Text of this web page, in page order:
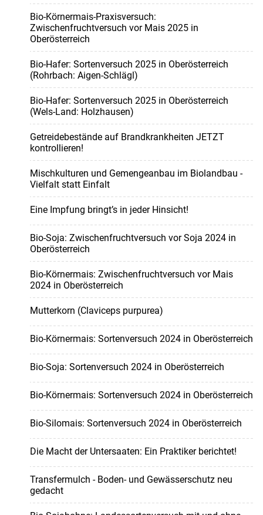
Bio-Körnermais-Praxisversuch:
Zwischenfruchtversuch vor Mais 2025 in
Oberösterreich
Bio-Hafer: Sortenversuch 2025 in Oberösterreich
(Rohrbach: Aigen-Schlägl)
Bio-Hafer: Sortenversuch 2025 in Oberösterreich
(Wels-Land: Holzhausen)
Getreidebestände auf Brandkrankheiten JETZT
kontrollieren!
Mischkulturen und Gemengeanbau im Biolandbau -
Vielfalt statt Einfalt
Eine Impfung bringt’s in jeder Hinsicht!
Bio-Soja: Zwischenfruchtversuch vor Soja 2024 in
Oberösterreich
Bio-Körnermais: Zwischenfruchtversuch vor Mais
2024 in Oberösterreich
Mutterkorn (Claviceps purpurea)
Bio-Körnermais: Sortenversuch 2024 in Oberösterreich
Bio-Soja: Sortenversuch 2024 in Oberösterreich
Bio-Körnermais: Sortenversuch 2024 in Oberösterreich
Bio-Silomais: Sortenversuch 2024 in Oberösterreich
Die Macht der Untersaaten: Ein Praktiker berichtet!
Transfermulch - Boden- und Gewässerschutz neu
gedacht